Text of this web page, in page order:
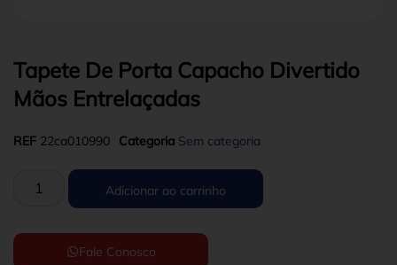
Tapete De Porta Capacho Divertido
Mãos Entrelaçadas
REF 22ca010990 Categoria Sem categoria
Adicionar ao carrinho
Fale Conosco